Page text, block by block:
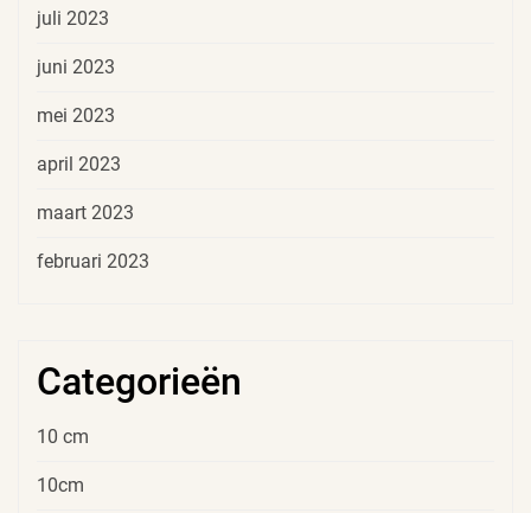
juli 2023
juni 2023
mei 2023
april 2023
maart 2023
februari 2023
Categorieën
10 cm
10cm